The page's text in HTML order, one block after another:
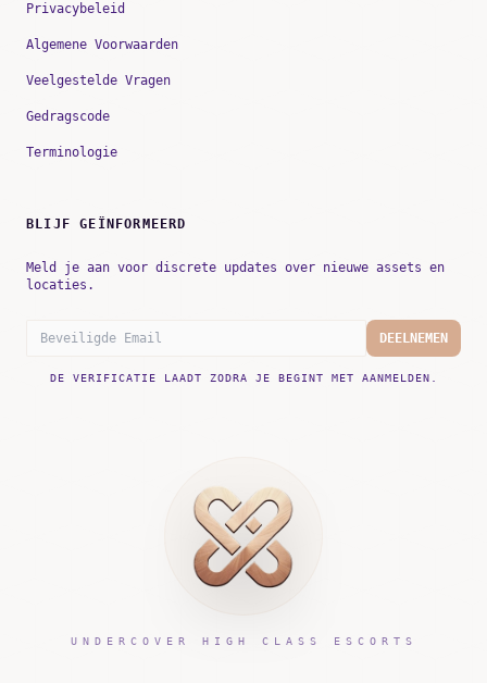
Privacybeleid
Algemene Voorwaarden
Veelgestelde Vragen
Gedragscode
Terminologie
BLIJF GEÏNFORMEERD
Meld je aan voor discrete updates over nieuwe assets en
locaties.
DEELNEMEN
DE VERIFICATIE LAADT ZODRA JE BEGINT MET AANMELDEN.
UNDERCOVER HIGH CLASS ESCORTS